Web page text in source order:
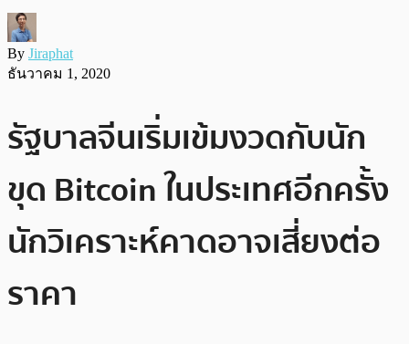
By Jiraphat
ธันวาคม 1, 2020
รัฐบาลจีนเริ่มเข้มงวดกับนัก
ขุด Bitcoin ในประเทศอีกครั้ง
นักวิเคราะห์คาดอาจเสี่ยงต่อ
ราคา